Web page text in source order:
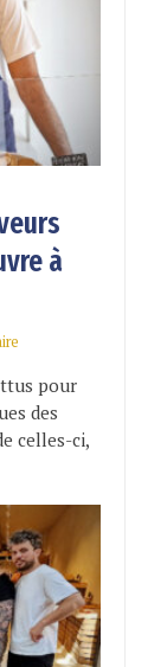
à
pour
des
celles-ci,